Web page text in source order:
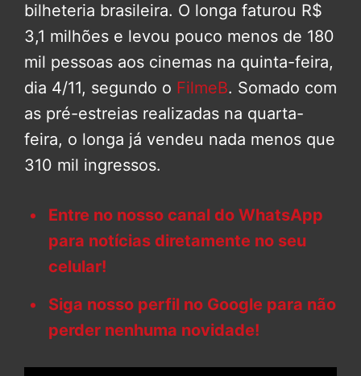
bilheteria brasileira. O longa faturou R$
3,1 milhões e levou pouco menos de 180
mil pessoas aos cinemas na quinta-feira,
dia 4/11, segundo o FilmeB. Somado com
as pré-estreias realizadas na quarta-
feira, o longa já vendeu nada menos que
310 mil ingressos.
Entre no nosso canal do WhatsApp
para notícias diretamente no seu
celular!
Siga nosso perfil no Google para não
perder nenhuma novidade!